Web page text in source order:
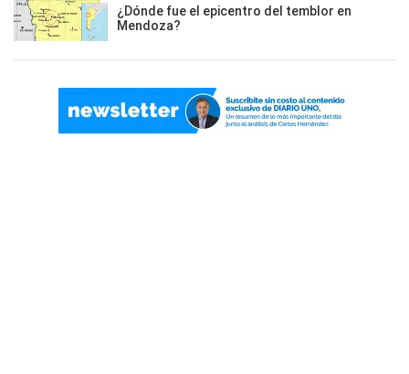
¿Dónde fue el epicentro del temblor en
Mendoza?